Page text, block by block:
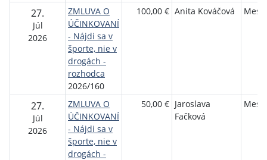
27.
Júl
2026
ZMLUVA O
ÚČINKOVANÍ
- Nájdi sa v
športe, nie v
drogách -
rozhodca
2026/160
100,00 € Anita Kováčová
27.
Júl
2026
ZMLUVA O
ÚČINKOVANÍ
- Nájdi sa v
športe, nie v
drogách -
50,00 € Jaroslava
Fačková